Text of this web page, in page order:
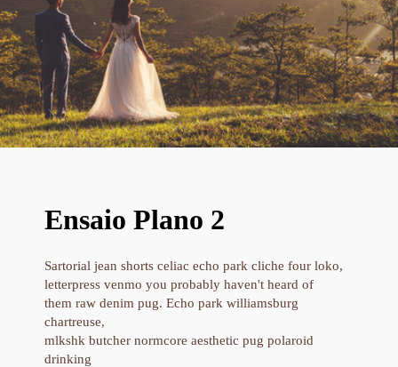
Ensaio Plano 2
Sartorial jean shorts celiac echo park cliche four loko,
letterpress venmo you probably haven't heard of
them raw denim pug. Echo park williamsburg
chartreuse,
mlkshk butcher normcore aesthetic pug polaroid
drinking